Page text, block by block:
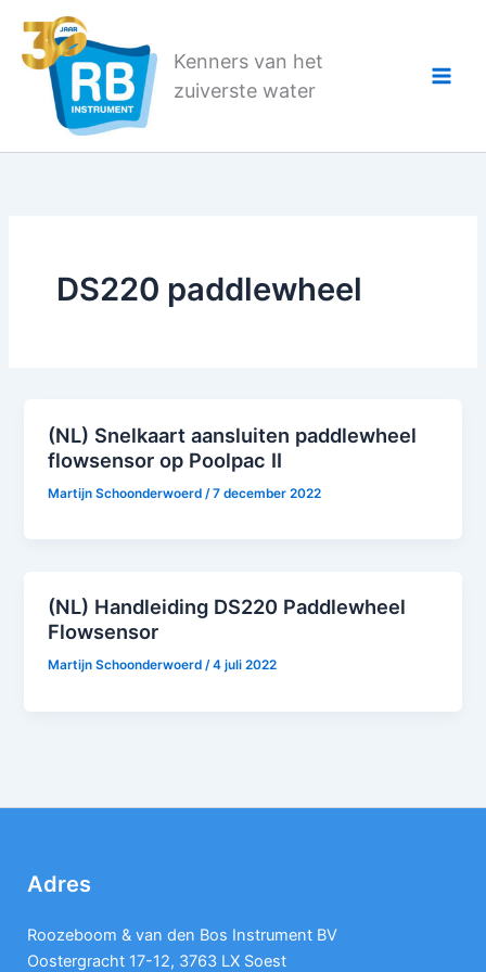
naar
Kenners van het
zuiverste water
DS220 paddlewheel
(NL) Snelkaart aansluiten paddlewheel
flowsensor op Poolpac II
Martijn Schoonderwoerd /7 december 2022
(NL) Handleiding DS220 Paddlewheel
Flowsensor
Martijn Schoonderwoerd/4 juli 2022
Adres
Roozeboom & van den Bos Instrument BV
Oostergracht 17-12, 3763 LX Soest